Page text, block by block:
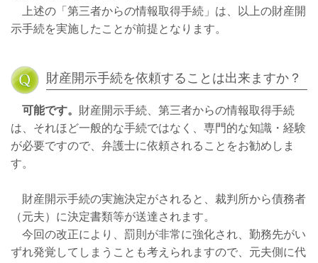
上述の「第三者からの情報取得手続」は、以上の財産開
示手続を実施したことが前提となります。
財産開示手続を依頼することは出来ますか？
可能です。 財産開示手続、第三者からの情報取得手続
は、それほど一般的な手続ではなく、専門的な知識・経験
が必要ですので、弁護士に依頼されることをお勧めしま
す。
財産開示手続の実施決定がされると、裁判所から債務者
（元夫）に決定書類等が送達されます。
今回の改正により、罰則が非常に強化され、勤務先がい
ずれ発覚してしまうことも考えられますので、元夫側に代